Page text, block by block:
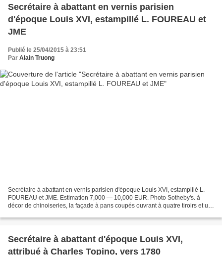
Secrétaire à abattant en vernis parisien
d'époque Louis XVI, estampillé L. FOUREAU et
JME
Publié le 25/04/2015 à 23:51
Par Alain Truong
Secrétaire à abattant en vernis parisien d'époque Louis XVI, estampillé L.
FOUREAU et JME. Estimation 7,000 — 10,000 EUR. Photo Sotheby's. à
décor de chinoiseries, la façade à pans coupés ouvrant à quatre tiroirs et un
Secrétaire à abattant d'époque Louis XVI,
attribué à Charles Topino, vers 1780